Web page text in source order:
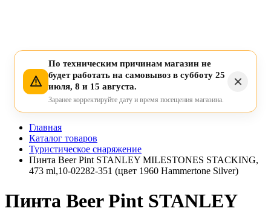
По техническим причинам магазин не
будет работать на самовывоз в субботу 25
июля, 8 и 15 августа.
Заранее корректируйте дату и время посещения магазина.
Главная
Каталог товаров
Туристическое снаряжение
Пинта Beer Pint STANLEY MILESTONES STACKING,
473 ml,10-02282-351 (цвет 1960 Hammertone Silver)
Пинта Beer Pint STANLEY